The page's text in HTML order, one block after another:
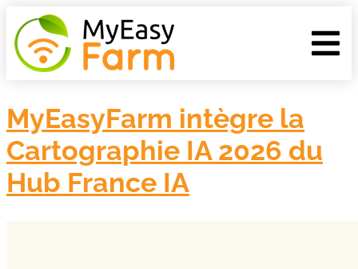
MyEasyFarm intègre la
Cartographie IA 2026 du
Hub France IA